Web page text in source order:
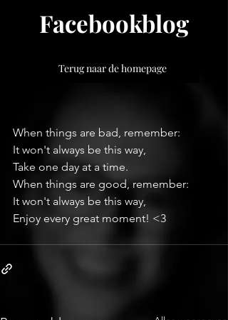
Facebookblog
Terug naar de homepage
When things are bad, remember:
It won't always be this way,
Take one day at a time.
When things are good, remember:
It won't always be this way,
Enjoy every great moment! <3